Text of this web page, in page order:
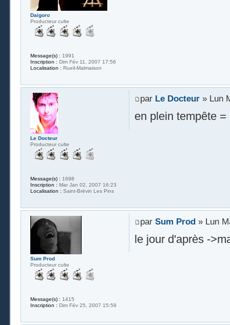
Daigoro
Producteur culte
Message(s) : 1991
Inscription : Dim Fév 11, 2007 17:56
Localisation : Rueil-Malmaison
par Le Docteur» Lun
en plein tempête
Le Docteur
Producteur culte
Message(s) : 1698
Inscription : Mar Jan 02, 2007 16:23
Localisation : Saint-Brévin Les Pins
par Sum Prod» Lun
le jour d'après -
Sum Prod
Producteur culte
Message(s) : 1415
Inscription : Dim Fév 25, 2007 15:59